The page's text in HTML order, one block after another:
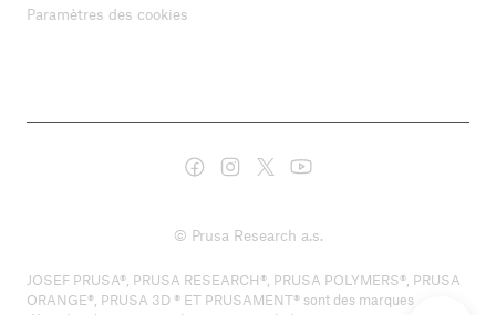
Paramètres des cookies
© Prusa Research a.s.
JOSEF PRUSA®, PRUSA RESEARCH®, PRUSA POLYMERS®, PRUSA
ORANGE®, PRUSA 3D ® ET PRUSAMENT® sont des marques